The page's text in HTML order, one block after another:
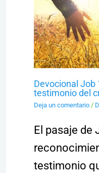
Devocional Job
testimonio del
Deja un comentario /
El pasaje de
testimonio